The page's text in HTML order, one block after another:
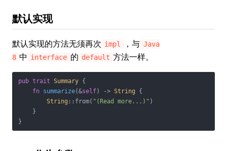
默认实现
默认实现的方法无须再次 impl ，与 Java
8 中 interface 的 default 方法一样。
pub trait Summary {
fn summarize(&self) -> String {
String ::from( "(Read more...)" )
    }
}